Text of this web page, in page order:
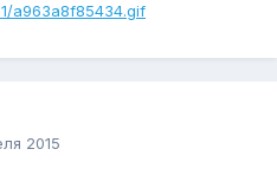
a963a8f85434.gif
2015